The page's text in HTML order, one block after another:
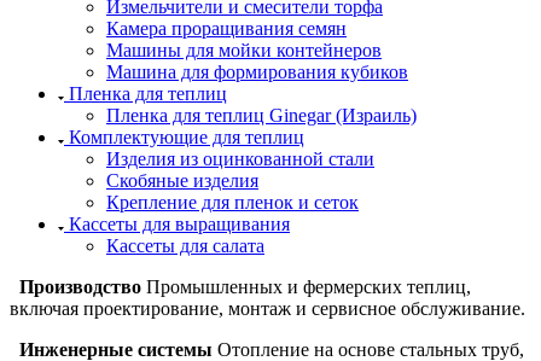
Измельчители и смесители торфа
Камера проращивания семян
Машины для мойки контейнеров
Машина для формирования кубиков
Пленка для теплиц
Пленка для теплиц Ginegar (Израиль)
Комплектующие для теплиц
Изделия из оцинкованной стали
Скобяные изделия
Крепление для пленок и сеток
Кассеты для выращивания
Кассеты для салата
Производство Промышленных и фермерских теплиц,
включая проектирование, монтаж и сервисное обслуживание.
Инженерные системы Отопление на основе стальных труб,